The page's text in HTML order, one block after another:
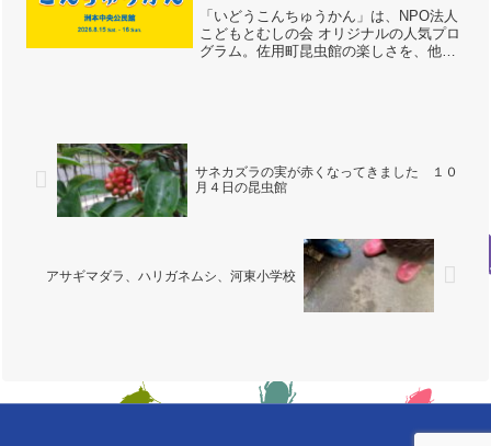
す
「いどうこんちゅうかん」は、NPO法人
こどもとむしの会 オリジナルの人気プロ
グラム。佐用町昆虫館の楽しさを、他の
サネカズラの実が赤くなってきました １０
月４日の昆虫館
アサギマダラ、ハリガネムシ、河東小学校